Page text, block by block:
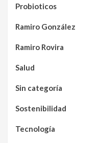
Probioticos
Ramiro González
Ramiro Rovira
Salud
Sin categoría
Sostenibilidad
Tecnología